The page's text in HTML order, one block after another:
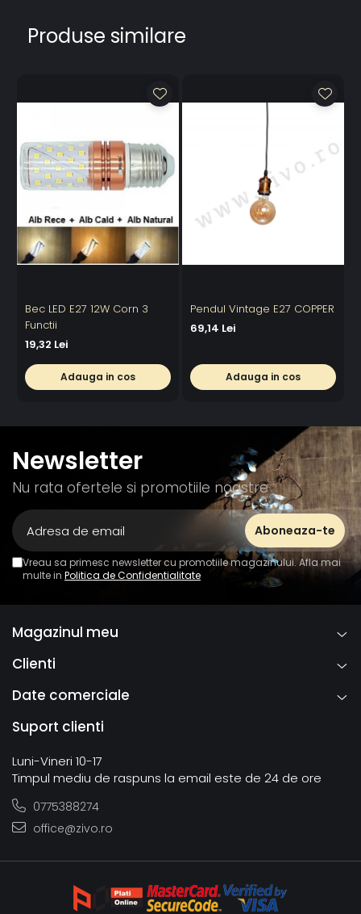
Produse similare
Bec LED E27 12W Corn 3
Functii
19,32 Lei
Adauga in cos
Pendul Vintage E27 COPPER
69,14 Lei
Adauga in cos
Newsletter
Nu rata ofertele si promotiile noastre
Vreau sa primesc newsletter cu promotiile magazinului. Afla mai
multe in Politica de Confidentialitate
Magazinul meu
Clienti
Date comerciale
Suport clienti
Luni-Vineri 10-17
Timpul mediu de raspuns la email este de 24 de ore
0775388274
office@zivo.ro